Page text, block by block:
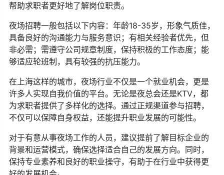
帮助求职者更好地了解岗位职责。
夜场招聘一般包括以下内容：年龄18-35岁，形象气质佳，
具备良好的沟通能力与服务意识；有相关经验者优先，但
非必需；需遵守公司规章制度，保持积极的工作态度；能
够适应轮班制，具有较强的抗压能力。
在上海这样的城市，夜场行业不仅是一个就业机会，更是
许多人实现自我价值的平台。无论是夜总会还是KTV，都
为求职者提供了多样化的选择。通过正规渠道参与招聘，
不仅可以保障自身权益，还能提升职业发展的可能性。
对于有意从事夜场工作的人员，建议提前了解目标企业的
背景和运营模式，确保选择适合自己的发展方向。同时，
保持专业素养和良好的职业操守，有助于在行业中获得更